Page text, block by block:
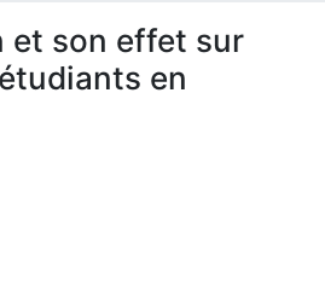
et son effet sur
en